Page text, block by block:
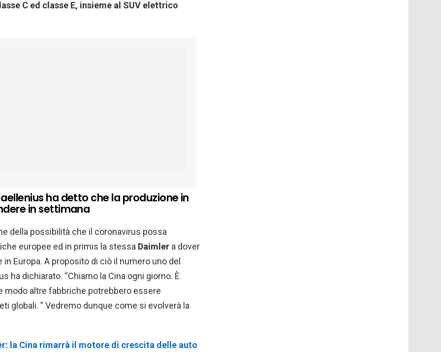
C ed classe E, insieme al SUV elettrico
ha detto che la produzione in
in settimana
della possibilità che il coronavirus possa
europee ed in primis la stessa Daimler a dover
Europa. A proposito di ciò il numero uno del
ha dichiarato. “Chiamo la Cina ogni giorno. È
modo altre fabbriche potrebbero essere
globali. ” Vedremo dunque come si evolverà la
la Cina rimarrà il motore di crescita delle auto